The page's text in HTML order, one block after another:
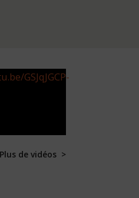
GSJqJGCP-
Plus de vidéos >